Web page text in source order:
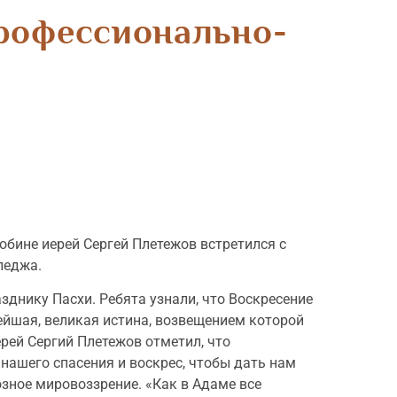
иерей Сергей Плетежов встретился с
Пасхи. Ребята узнали, что Воскресение
великая истина, возвещением которой
Сергий Плетежов отметил, что
спасения и воскрес, чтобы дать нам
мировоззрение. «Как в Адаме все